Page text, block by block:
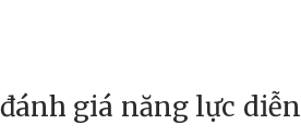
giá năng lực diễn